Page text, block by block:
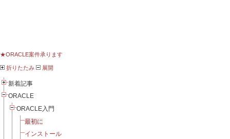
★ORACLE案件承ります
折りたたみ 展開
新着記事
ORACLE
ORACLE入門
最初に
インストール